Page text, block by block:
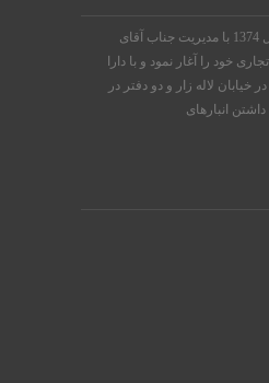
شرکت نامی صنعت از سال 1374 با مدیریت جناب آقای
خود را آغار نمود و با دارا
لاله زار و دو دفتر در
انبارهای